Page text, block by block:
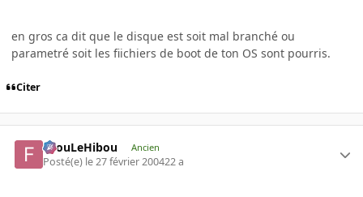
en gros ca dit que le disque est soit mal branché ou
parametré soit les fiichiers de boot de ton OS sont pourris.
Citer
FilouLeHibou Ancien
Posté(e) le 27 février 200422 a